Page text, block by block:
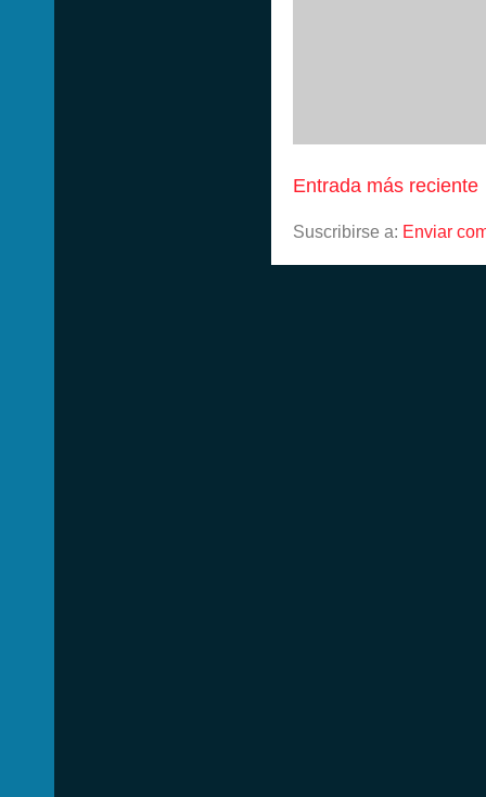
Entrada más reciente
Suscribirse a: Enviar